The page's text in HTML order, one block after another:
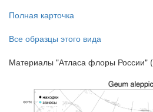
Полная карточка
Все образцы этого вида
Материалы "Атласа флоры России" (